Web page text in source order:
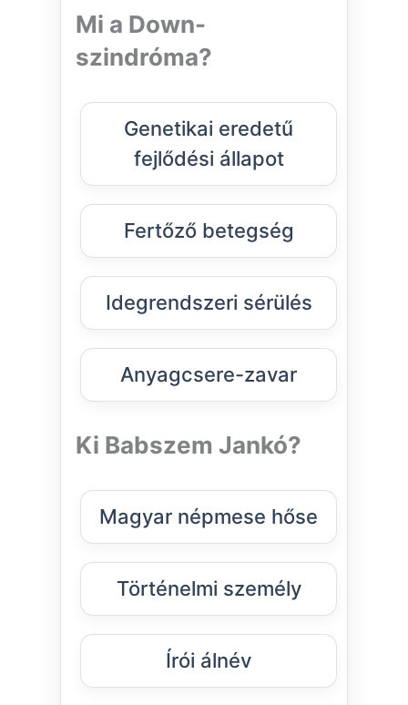
Mi a Down-
szindróma?
Genetikai eredetű
fejlődési állapot
Fertőző betegség
Idegrendszeri sérülés
Anyagcsere-zavar
Ki Babszem Jankó?
Magyar népmese hőse
Történelmi személy
Írói álnév